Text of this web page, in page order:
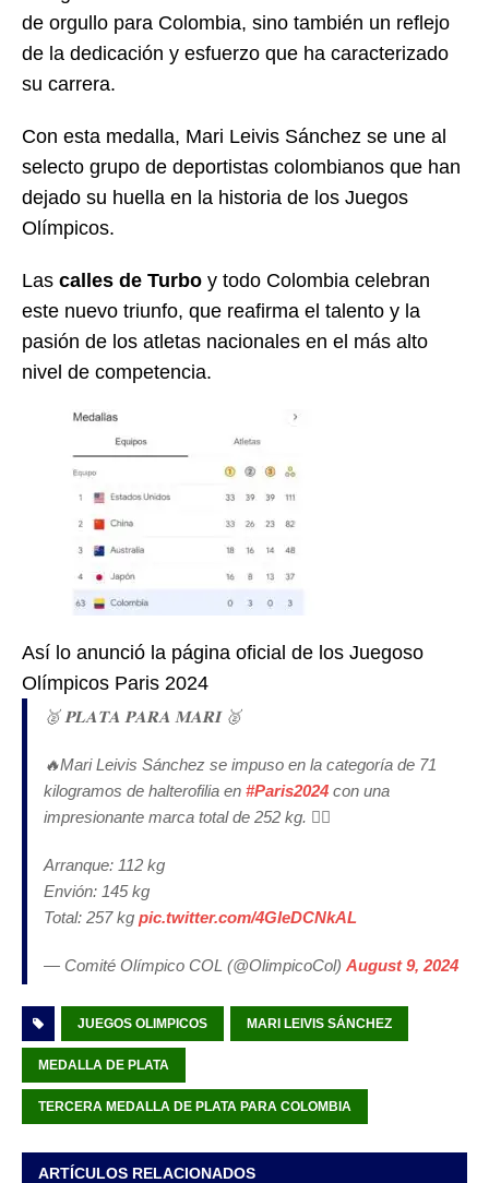
de orgullo para Colombia, sino también un reflejo
de la dedicación y esfuerzo que ha caracterizado
su carrera.
Con esta medalla, Mari Leivis Sánchez se une al
selecto grupo de deportistas colombianos que han
dejado su huella en la historia de los Juegos
Olímpicos.
Las calles de Turbo y todo Colombia celebran
este nuevo triunfo, que reafirma el talento y la
pasión de los atletas nacionales en el más alto
nivel de competencia.
Así lo anunció la página oficial de los Juegoso
Olímpicos Paris 2024
🥈 𝐏𝐋𝐀𝐓𝐀 𝐏𝐀𝐑𝐀 𝐌𝐀𝐑𝐈 🥈
🔥Mari Leivis Sánchez se impuso en la categoría de 71
kilogramos de halterofilia en #Paris2024 con una
impresionante marca total de 252 kg. 🏋️‍♀️
Arranque: 112 kg
Envión: 145 kg
Total: 257 kg pic.twitter.com/4GIeDCNkAL
— Comité Olímpico COL (@OlimpicoCol) August 9, 2024
JUEGOS OLIMPICOS MARI LEIVIS SÁNCHEZ
MEDALLA DE PLATA
TERCERA MEDALLA DE PLATA PARA COLOMBIA
ARTÍCULOS RELACIONADOS